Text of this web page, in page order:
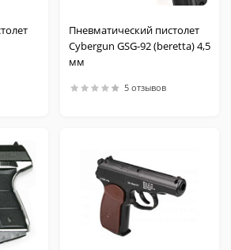
Пневматический пистолет
Cybergun GSG-92 (beretta) 4,5
мм
5 отзывов